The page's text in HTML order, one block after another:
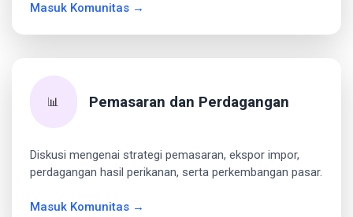
Masuk Komunitas →
📊 Pemasaran dan Perdagangan
Diskusi mengenai strategi pemasaran, ekspor impor,
perdagangan hasil perikanan, serta perkembangan pasar.
Masuk Komunitas →